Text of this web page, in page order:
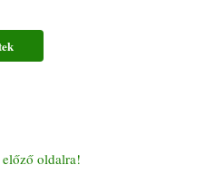
oldalra!